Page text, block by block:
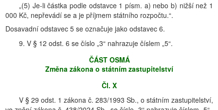
„(5) Je-li částka podle odstavce 1 písm. a) nebo b) nižší než 1
000 Kč, nepřevádí se a je příjmem státního rozpočtu.“.
Dosavadní odstavec 5 se označuje jako odstavec 6.
9. V § 12 odst. 6 se číslo „3“ nahrazuje číslem „5“.
ČÁST OSMÁ
Změna zákona o státním zastupitelství
Čl. X
V § 29 odst. 1 zákona č. 283/1993 Sb., o státním zastupitelství,